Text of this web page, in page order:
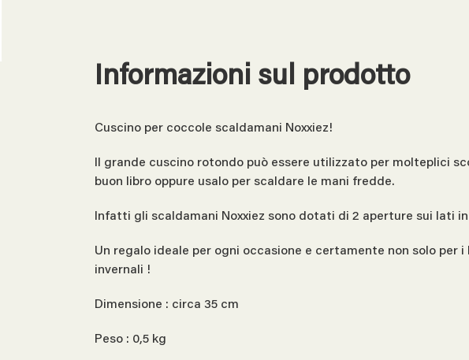
Informazioni sul prodotto
Cuscino per coccole scaldamani Noxxiez!
Il grande cuscino rotondo può essere utilizzato per molteplici
buon libro oppure usalo per scaldare le mani fredde.
Infatti gli scaldamani Noxxiez sono dotati di 2 aperture sui lati
Un regalo ideale per ogni occasione e certamente non solo
invernali !
Dimensione : circa 35 cm
Peso : 0,5 kg